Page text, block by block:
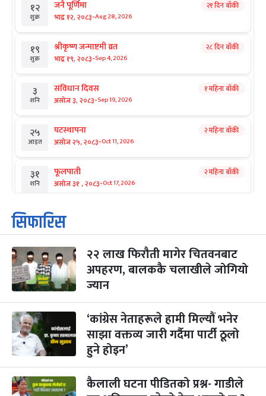
१२
शुक्र
जनै पूर्णिमा
भाद्र १२, २०८३-Aug 28, 2026
२१ दिन बाँकी
१९
शुक्र
श्रीकृष्ण जन्माष्टमी व्रत
भाद्र १९, २०८३-Sep 4, 2026
२८ दिन बाँकी
३
शनि
संविधान दिवस
असोज ३, २०८३-Sep 19, 2026
१ महिना बाँकी
२५
आइत
घटस्थापना
असोज २५, २०८३-Oct 11, 2026
२ महिना बाँकी
३१
शनि
फूलपाती
असोज ३१ , २०८३-Oct 17, 2026
२ महिना बाँकी
१
आइत
कार्तिक सङ्क्रान्ति
कार्तिक १, २०८३
३
मंगल
महानवमी
कार्तिक ३, २०८३-Oct 20, 2026
२ महिना बाँकी
४
५
बिहि
पापा‌ङ्कुशा एकादशी व्रत
कार्तिक ५, २०८३- Oct 22, 2026
२ महिना बाँकी
२२
आइत
कुकुर तिहार
कार्तिक २२, २०८३ - Nov 8, 2026
३ महिना बाँकी
सिफारिस
२२ लाख फिरौती मागेर चितवनबाट
अपहरण, बालककै चलाखीले जोगियो
ज्यान
‘कांग्रेस नेताहरूले हामी मिल्यौं भनेर
साझा वक्तव्य जारी गर्दैमा पार्टी ठूलो
हुने होइन’
कैलाली घटना पीडितको प्रश्न- गाडीले